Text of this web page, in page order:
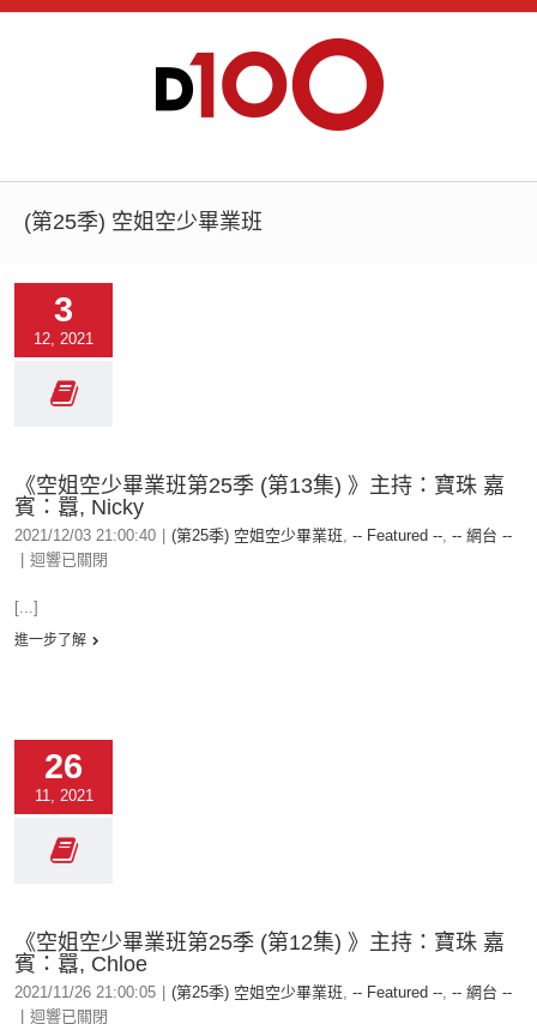
(第25季) 空姐空少畢業班
3
12, 2021
《空姐空少畢業班第25季 (第13集) 》主持：寶珠 嘉
賓：囂, Nicky
2021/12/03 21:00:40 (第25季) 空姐空少畢業班, -- Featured --, -- 網台 --
迴響已關閉
[...]
進一步了解
26
11, 2021
《空姐空少畢業班第25季 (第12集) 》主持：寶珠 嘉
賓：囂, Chloe
2021/11/26 21:00:05 (第25季) 空姐空少畢業班, -- Featured --, -- 網台 --
迴響已關閉